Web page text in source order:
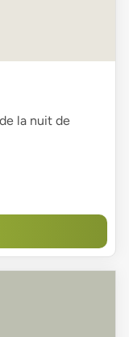
la nuit de